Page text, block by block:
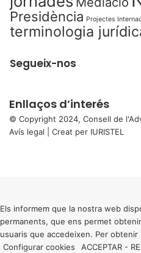
Presidència Projectes
terminologia
Segueix-nos
Enllaços d’interés
© Copyright 2024, Consell de
Avís legal | Creat per IURISTEL
button
Els informem que la nostra web
permanents, que ens permet
usuaris que accedeixen. Per
Configurar cookies
ACCEPTAR -